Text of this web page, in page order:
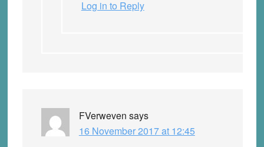
Log in to Reply
FVerweven says
16 November 2017 at 12:45